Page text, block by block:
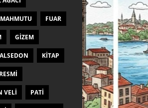
FUAR
GIZEM
KITAP
VELI PATI